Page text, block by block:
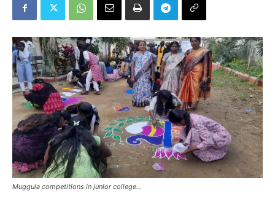
Muggula competitions in junior college...